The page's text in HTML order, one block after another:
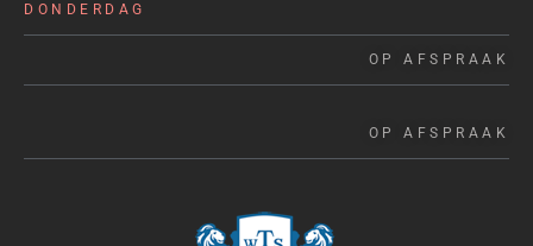
DONDERDAG
OP AFSPRAAK
OP AFSPRAAK